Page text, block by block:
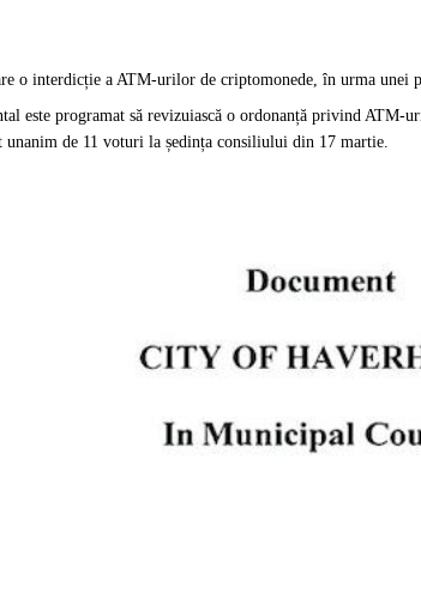
o interdicție a ATM-urilor de criptomonede, în urma unei
este programat să revizuiască o ordonanță privind
de 11 voturi la ședința consiliului din 17 martie.